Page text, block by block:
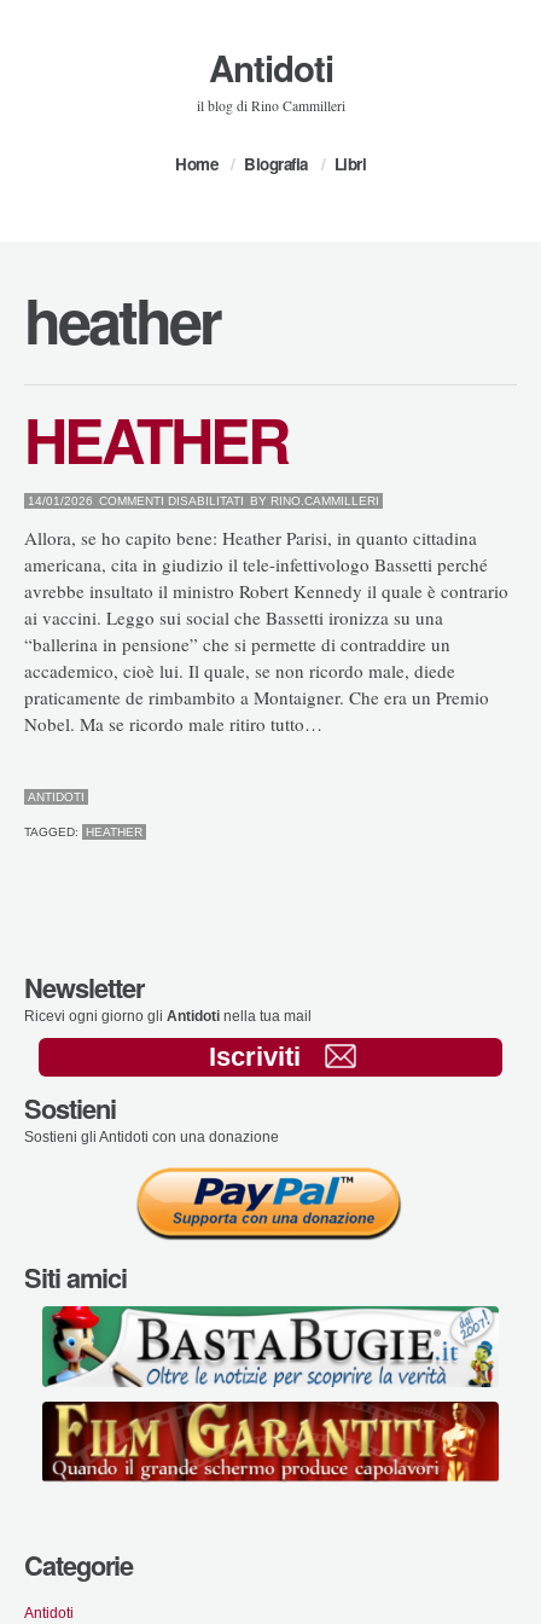
Antidoti
il blog di Rino Cammilleri
Home Biografia Libri
heather
HEATHER
14/01/2026 COMMENTI DISABILITATI SU
BY RINO.CAMMILLERI
Allora, se ho capito bene: Heather Parisi, in quanto cittadina
americana, cita in giudizio il tele-infettivologo Bassetti perché
avrebbe insultato il ministro Robert Kennedy il quale è contrario
ai vaccini. Leggo sui social che Bassetti ironizza su una
“ballerina in pensione” che si permette di contraddire un
accademico, cioè lui. Il quale, se non ricordo male, diede
praticamente de rimbambito a Montaigner. Che era un Premio
Nobel. Ma se ricordo male ritiro tutto…
ANTIDOTI
TAGGED: HEATHER
Newsletter
Ricevi ogni giorno gli Antidoti nella tua mail
Iscriviti
Sostieni
Sostieni gli Antidoti con una donazione
Siti amici
Categorie
Antidoti